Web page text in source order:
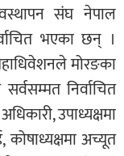
संघ नेपाल
भएका छन् ।
महाधिवेशनले मोरङका
निर्वाचित
उपाध्यक्षमा
कोषाध्यक्षमा अच्यूत